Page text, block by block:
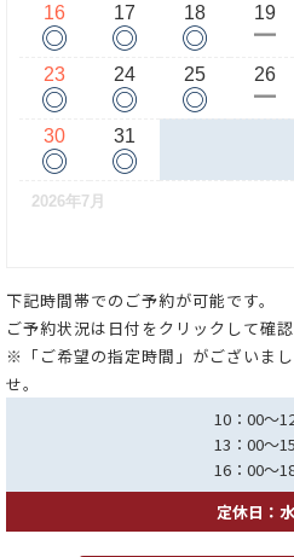
16
◎
17
◎
18
◎
19
ー
23
◎
24
◎
25
◎
26
ー
30
◎
31
◎
2026年7月
下記時間帯でのご予約が可能です。
ご予約状況は日付をクリックして確認
※「ご希望の指定時間」がございま
せ。
10：00～
13：00～
16：00～
定休日：